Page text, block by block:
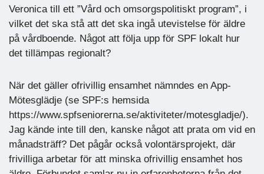
Veronica till ett ”Vård och omsorgspolitiskt program”, i
vilket det ska stå att det ska ingå utevistelse för äldre
på vårdboende. Något att följa upp för SPF lokalt hur
det tillämpas regionalt?
När det gäller ofrivillig ensamhet nämndes en App-
Mötesglädje (se SPF:s hemsida
https://www.spfseniorerna.se/aktiviteter/motesgladje/).
Jag kände inte till den, kanske något att prata om vid en
månadsträff? Det pågår också volontärsprojekt, där
frivilliga arbetar för att minska ofrivillig ensamhet hos